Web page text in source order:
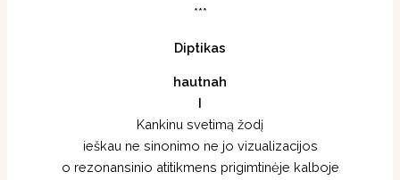
***
Diptikas
hautnah
I
Kankinu svetimą žodį
ieškau ne sinonimo ne jo vizualizacijos
o rezonansinio atitikmens prigimtinėje kalboje